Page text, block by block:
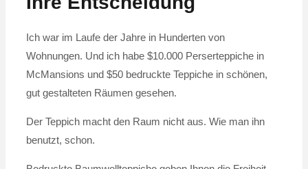
Ich war im Laufe der Jahre in Hunderten von
Wohnungen. Und ich habe $10.000 Perserteppiche in
McMansions und $50 bedruckte Teppiche in schönen,
gut gestalteten Räumen gesehen.
Der Teppich macht den Raum nicht aus. Wie man ihn
benutzt, schon.